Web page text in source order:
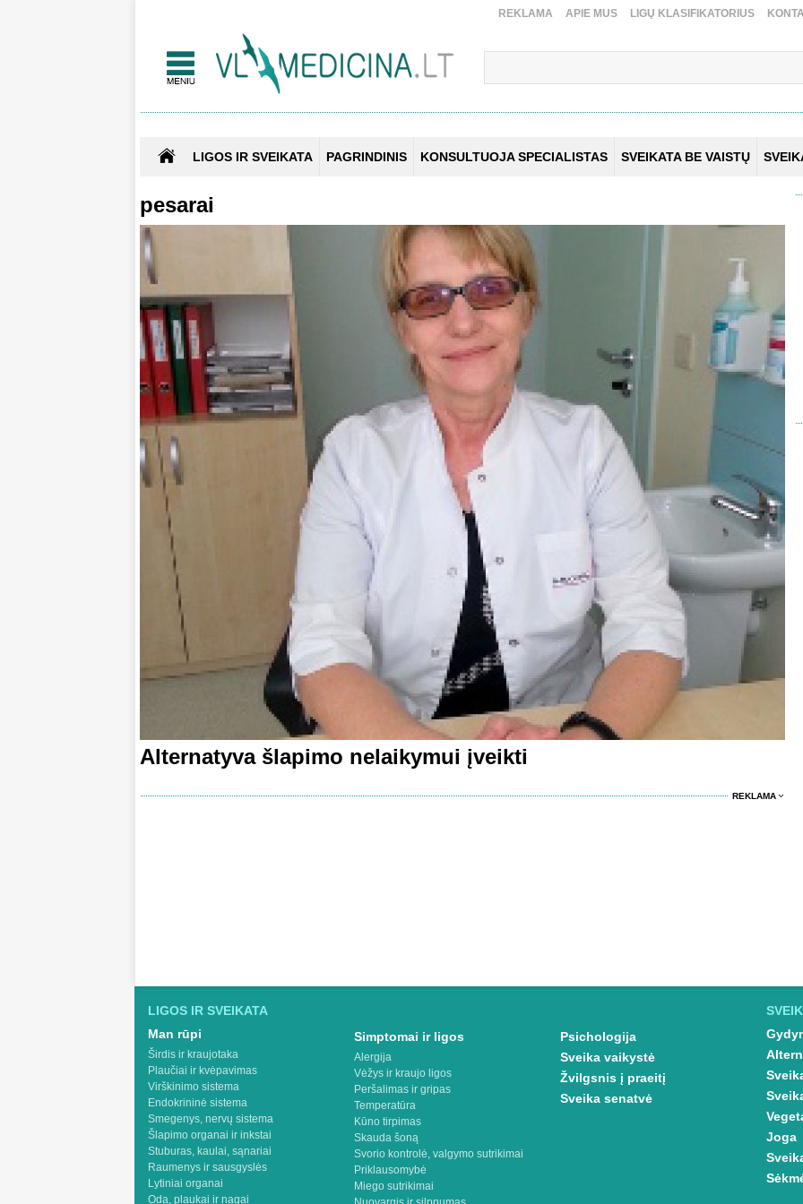
REKLAMA APIE MUS LIGŲ KLASIFIKATORIUS
LIGOS IR SVEIKATA PAGRINDINIS KONSULTUOJA SPECIALISTAS SVEIKATA BE VAISTŲ
pesarai
Alternatyva šlapimo nelaikymui įveikti
REKLAMA
LIGOS IR SVEIKATA
Man rūpi
Širdis ir kraujotaka
Plaučiai ir kvėpavimas
Virškinimo sistema
Endokrininė sistema
Smegenys, nervų sistema
Šlapimo organai ir inkstai
Stuburas, kaulai, sąnariai
Raumenys ir sausgyslės
Lytiniai organai
Oda, plaukai ir nagai
Simptomai ir ligos
Alergija
Vėžys ir kraujo ligos
Peršalimas ir gripas
Temperatūra
Kūno tirpimas
Skauda šoną
Svorio kontrolė, valgymo sutrikimai
Priklausomybė
Miego sutrikimai
Psichologija
Sveika vaikystė
Žvilgsnis į praeitį
Sveika senatvė
Joga